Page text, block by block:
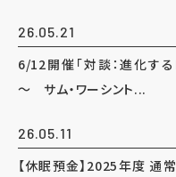
26.05.21
6/12開催「対談：進化す
～ サム・ワーシント...
26.05.11
【休眠預金】2025年度 通